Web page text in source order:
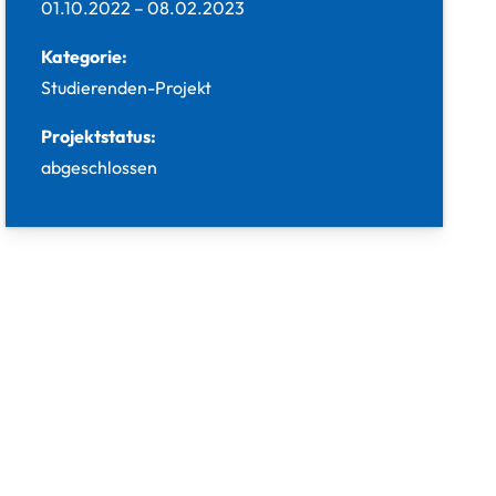
01.10.2022 –08.02.2023
Kategorie:
Studierenden-Projekt
Projektstatus:
abgeschlossen